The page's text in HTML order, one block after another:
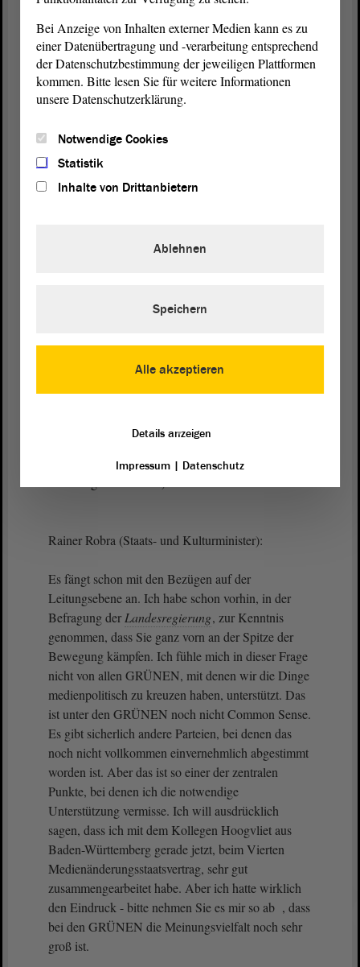
weiter. - Ich bedanke mich.
(Zustimmung bei der CDU und bei der SPD)
Vizepräsident Wulf Gallert:
Danke, Herr Minister. Es gibt eine Frage von Frau
Frederking. - Diese können Sie jetzt stellen, Frau
Gern helfe ich dabei, erforderliche Mehrheiten zu
Ich staune über die Aussage, dass wir da
(Guido Kosmehl, FDP: Machen Sie doch Ihre
Rainer Robra (Staats- und Kulturminister):
Es fängt schon mit den Bezügen auf der
Leitungsebene an. Ich habe schon vorhin, in der
Befragung der Landesregierung, zur Kenntnis
genommen, dass Sie ganz vorn an der Spitze der
Bewegung kämpfen. Ich fühle mich in dieser Frage
nicht von allen GRÜNEN, mit denen wir die Dinge
medienpolitisch zu kreuzen haben, unterstützt. Das
ist unter den GRÜNEN noch nicht Common Sense.
Es gibt sicherlich andere Parteien, bei denen das
noch nicht vollkommen einvernehmlich abgestimmt
worden ist. Aber das ist so einer der zentralen
Punkte, bei denen ich die notwendige
Unterstützung vermisse. Ich will ausdrücklich
sagen, dass ich mit dem Kollegen Hoogvliet aus
Baden-Württemberg gerade jetzt, beim Vierten
Medienänderungsstaatsvertrag, sehr gut
zusammengearbeitet habe. Aber ich hatte wirklich
den Eindruck - bitte nehmen Sie es mir so ab , dass
bei den GRÜNEN die Meinungsvielfalt noch sehr
groß ist.
Bei Anzeige von Inhalten externer Medien kann es zu
einer Datenübertragung und -verarbeitung entsprechend
der Datenschutzbestimmung der jeweiligen Plattformen
kommen. Bitte lesen Sie für weitere Informationen
unsere Datenschutzerklärung.
Notwendige Cookies
Statistik
Inhalte von Drittanbietern
Alle akzeptieren
Ablehnen
Speichern
Details anzeigen
Impressum| Datenschutz